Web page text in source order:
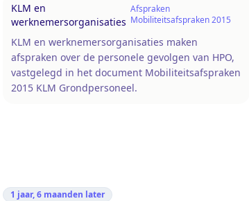
KLM en
werknemersorganisaties
Afspraken
Mobiliteitsafspraken 2015
KLM en werknemersorganisaties maken
afspraken over de personele gevolgen van HPO,
vastgelegd in het document Mobiliteitsafspraken
2015 KLM Grondpersoneel.
1 jaar, 6 maanden later